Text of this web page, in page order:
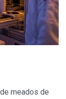
meados de